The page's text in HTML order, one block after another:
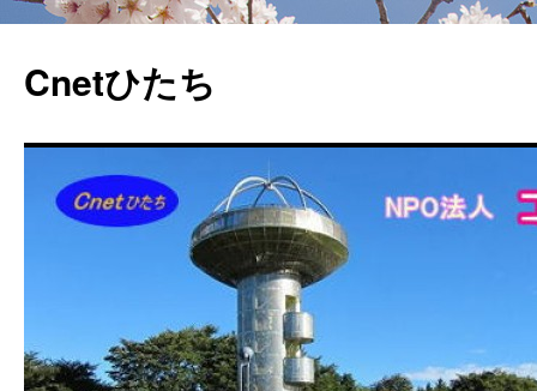
Cnetひたち